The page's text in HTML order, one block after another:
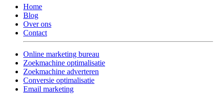
Home
Blog
Over ons
Contact
Online marketing bureau
Zoekmachine optimalisatie
Zoekmachine adverteren
Conversie optimalisatie
Email marketing